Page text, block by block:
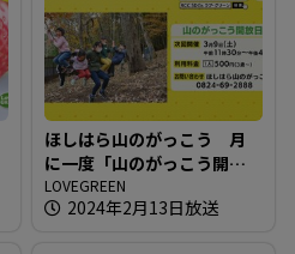
ほしはら山のがっこう 月
に一度「山のがっこう開放
日」
LOVEGREEN
2024年2月13日放送